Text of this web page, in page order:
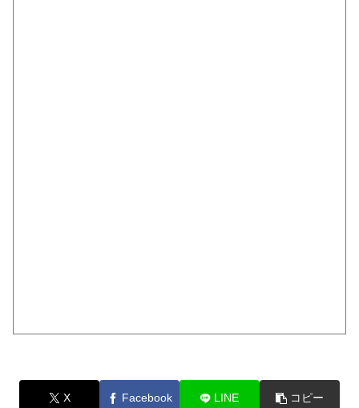
X Facebook LINE コピー